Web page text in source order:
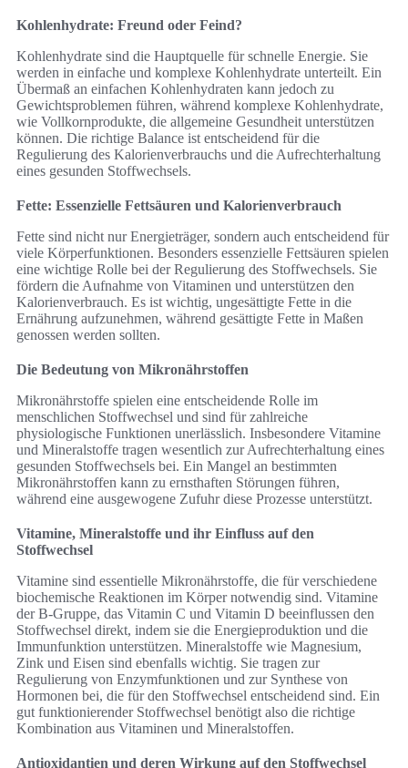
Kohlenhydrate: Freund oder Feind?
Kohlenhydrate sind die Hauptquelle für schnelle Energie. Sie
werden in einfache und komplexe Kohlenhydrate unterteilt. Ein
Übermaß an einfachen Kohlenhydraten kann jedoch zu
Gewichtsproblemen führen, während komplexe Kohlenhydrate,
wie Vollkornprodukte, die allgemeine Gesundheit unterstützen
können. Die richtige Balance ist entscheidend für die
Regulierung des Kalorienverbrauchs und die Aufrechterhaltung
eines gesunden Stoffwechsels.
Fette: Essenzielle Fettsäuren und Kalorienverbrauch
Fette sind nicht nur Energieträger, sondern auch entscheidend für
viele Körperfunktionen. Besonders essenzielle Fettsäuren spielen
eine wichtige Rolle bei der Regulierung des Stoffwechsels. Sie
fördern die Aufnahme von Vitaminen und unterstützen den
Kalorienverbrauch. Es ist wichtig, ungesättigte Fette in die
Ernährung aufzunehmen, während gesättigte Fette in Maßen
genossen werden sollten.
Die Bedeutung von Mikronährstoffen
Mikronährstoffe spielen eine entscheidende Rolle im
menschlichen Stoffwechsel und sind für zahlreiche
physiologische Funktionen unerlässlich. Insbesondere Vitamine
und Mineralstoffe tragen wesentlich zur Aufrechterhaltung eines
gesunden Stoffwechsels bei. Ein Mangel an bestimmten
Mikronährstoffen kann zu ernsthaften Störungen führen,
während eine ausgewogene Zufuhr diese Prozesse unterstützt.
Vitamine, Mineralstoffe und ihr Einfluss auf den
Stoffwechsel
Vitamine sind essentielle Mikronährstoffe, die für verschiedene
biochemische Reaktionen im Körper notwendig sind. Vitamine
der B-Gruppe, das Vitamin C und Vitamin D beeinflussen den
Stoffwechsel direkt, indem sie die Energieproduktion und die
Immunfunktion unterstützen. Mineralstoffe wie Magnesium,
Zink und Eisen sind ebenfalls wichtig. Sie tragen zur
Regulierung von Enzymfunktionen und zur Synthese von
Hormonen bei, die für den Stoffwechsel entscheidend sind. Ein
gut funktionierender Stoffwechsel benötigt also die richtige
Kombination aus Vitaminen und Mineralstoffen.
Antioxidantien und deren Wirkung auf den Stoffwechsel